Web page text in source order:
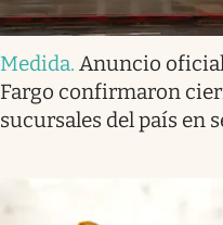
Medida. Anuncio
Fargo confirmaron
sucursales del país en